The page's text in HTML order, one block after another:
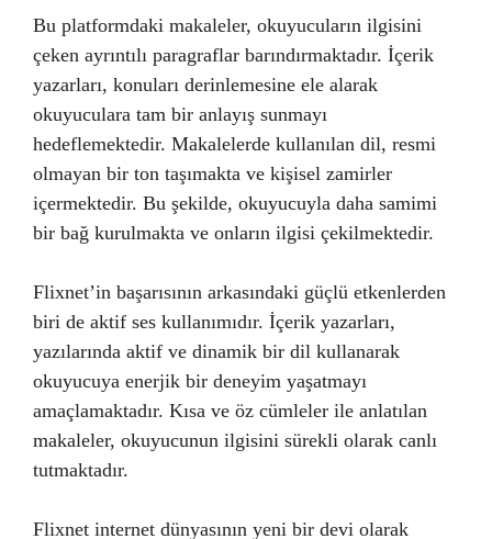
Bu platformdaki makaleler, okuyucuların ilgisini
çeken ayrıntılı paragraflar barındırmaktadır. İçerik
yazarları, konuları derinlemesine ele alarak
okuyuculara tam bir anlayış sunmayı
hedeflemektedir. Makalelerde kullanılan dil, resmi
olmayan bir ton taşımakta ve kişisel zamirler
içermektedir. Bu şekilde, okuyucuyla daha samimi
bir bağ kurulmakta ve onların ilgisi çekilmektedir.
Flixnet’in başarısının arkasındaki güçlü etkenlerden
biri de aktif ses kullanımıdır. İçerik yazarları,
yazılarında aktif ve dinamik bir dil kullanarak
okuyucuya enerjik bir deneyim yaşatmayı
amaçlamaktadır. Kısa ve öz cümleler ile anlatılan
makaleler, okuyucunun ilgisini sürekli olarak canlı
tutmaktadır.
Flixnet internet dünyasının yeni bir devi olarak